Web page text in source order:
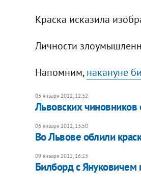
Краска исказила
Личности
Напомним,накануне
05 января 2012, 12:32
Львовских
06 января 2012, 13:50
Во Львове облили
09 января 2012, 16:23
Билборд с Януковичем